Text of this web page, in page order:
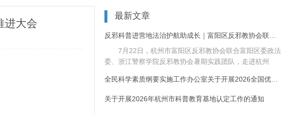
进大会
最新文章
7月22日，杭州市富阳区反邪教协会联合富阳区委政法
委、浙江警察学院反邪教协会暑期实践团队，走进杭州
关于开展2026年杭州市科普教育基地认定工作的通知